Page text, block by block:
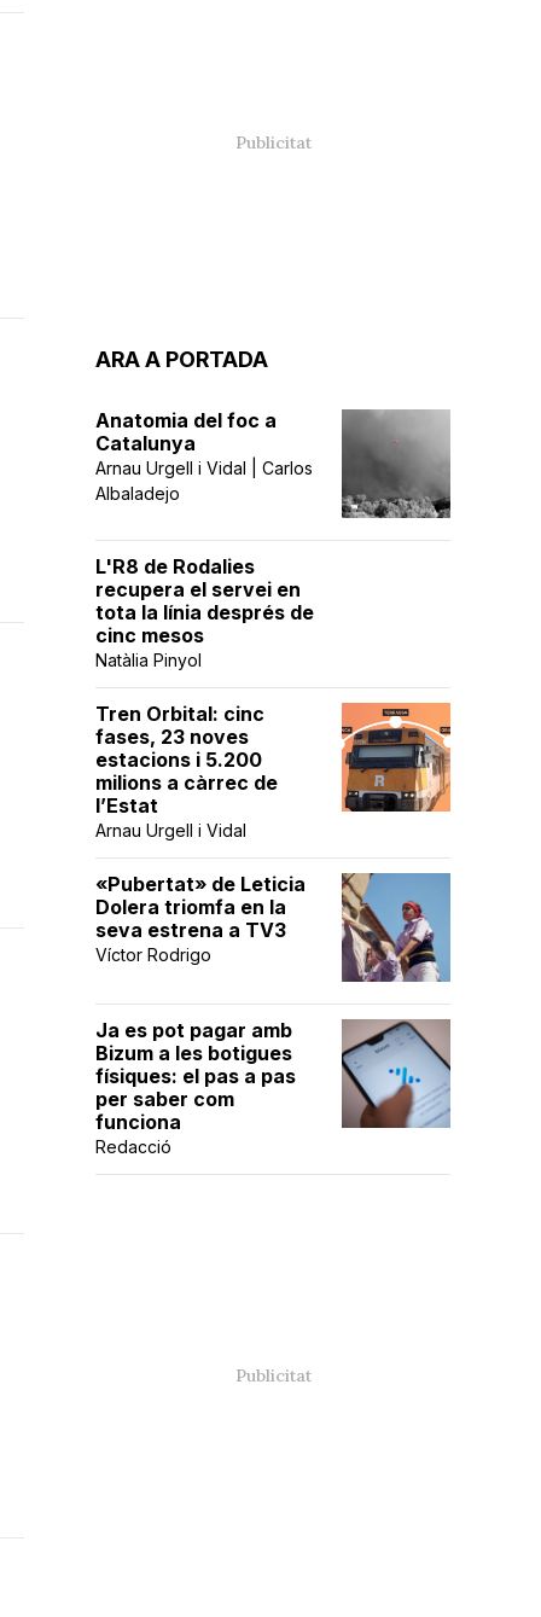
ARA A PORTADA
Anatomia del foc a
Catalunya
Arnau Urgell i Vidal | Carlos
Albaladejo
L'R8 de Rodalies
recupera el servei en
tota la línia després de
cinc mesos
Natàlia Pinyol
Tren Orbital: cinc
fases, 23 noves
estacions i 5.200
milions a càrrec de
l’Estat
Arnau Urgell i Vidal
«Pubertat» de Leticia
Dolera triomfa en la
seva estrena a TV3
Víctor Rodrigo
Ja es pot pagar amb
Bizum a les botigues
físiques: el pas a pas
per saber com
funciona
Redacció